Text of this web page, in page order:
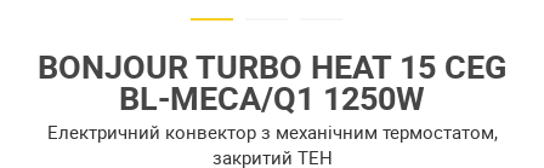
BONJOUR TURBO HEAT 15 CEG
BL-MECA/Q1 1250W
Електричний конвектор з механічним термостатом,
закритий ТЕН